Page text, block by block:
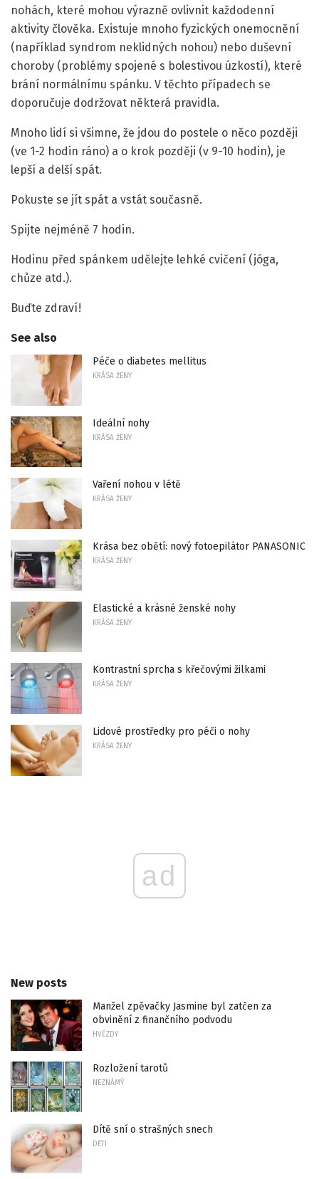
nohách, které mohou výrazně ovlivnit každodenní
aktivity člověka. Existuje mnoho fyzických onemocnění
(například syndrom neklidných nohou) nebo duševní
choroby (problémy spojené s bolestivou úzkostí), které
brání normálnímu spánku. V těchto případech se
doporučuje dodržovat některá pravidla.
Mnoho lidí si všimne, že jdou do postele o něco později
(ve 1-2 hodin ráno) a o krok později (v 9-10 hodin), je
lepší a delší spát.
Pokuste se jít spát a vstát současně.
Spijte nejméně 7 hodin.
Hodinu před spánkem udělejte lehké cvičení (jóga,
chůze atd.).
Buďte zdraví!
See also
Péče o diabetes mellitus
KRÁSA ŽENY
Ideální nohy
KRÁSA ŽENY
Vaření nohou v létě
KRÁSA ŽENY
Krása bez obětí: nový fotoepilátor PANASONIC
KRÁSA ŽENY
Elastické a krásné ženské nohy
KRÁSA ŽENY
Kontrastní sprcha s křečovými žilkami
KRÁSA ŽENY
Lidové prostředky pro péči o nohy
KRÁSA ŽENY
ad
New posts
Manžel zpěvačky Jasmine byl zatčen za
obvinění z finančního podvodu
HVĚZDY
Rozložení tarotů
NEZNÁMÝ
Dítě sní o strašných snech
DĚTI